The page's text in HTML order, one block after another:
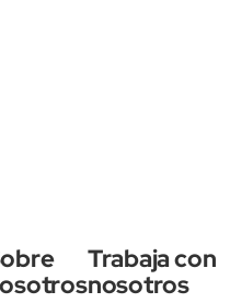
Trabaja con
nosotros